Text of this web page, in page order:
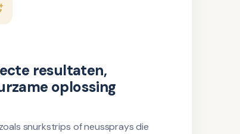
resultaten,
oplossing
snurkstrips of neussprays die